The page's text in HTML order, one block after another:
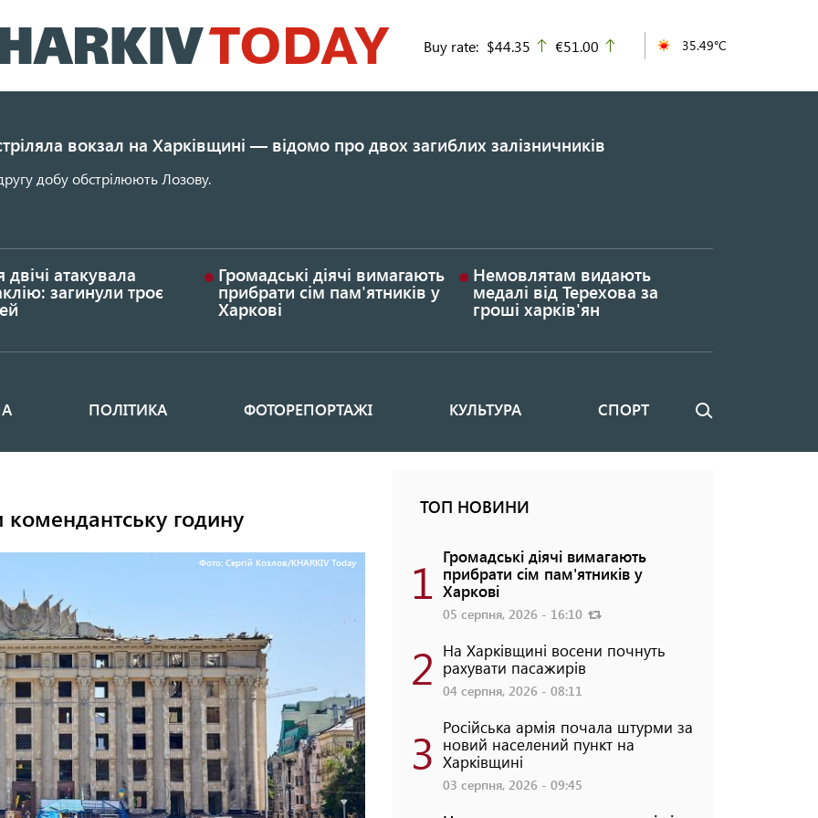
до
основного
Buy rate: $44.35 up
€51.00 35.49°C
вокзал на Харківщині — відомо про двох загиблих залізничників
добу обстрілюють Лозову.
двічі атакувала
загинули троє
Громадські діячі вимагають
прибрати сім пам'ятників у
Харкові
Немовлятам видають
медалі від Терехова за
гроші харків'ян
ПОЛІТИКА ФОТОРЕПОРТАЖІ КУЛЬТУРА СПОРТ Пошук
комендантську годину
Фото: Сергій Козлов/KHARKIV Today
ТОП НОВИНИ
1 Громадські діячі вимагають
прибрати сім пам'ятників у
Харкові
05 серпня, 2026 - 16:10
2 На Харківщині восени почнуть
рахувати пасажирів
04 серпня, 2026 - 08:11
3 Російська армія почала штурми за
новий населений пункт на
Харківщині
03 серпня, 2026 - 09:45